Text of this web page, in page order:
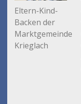
Eltern-Kind-
Backen der
Marktgemeinde
Krieglach